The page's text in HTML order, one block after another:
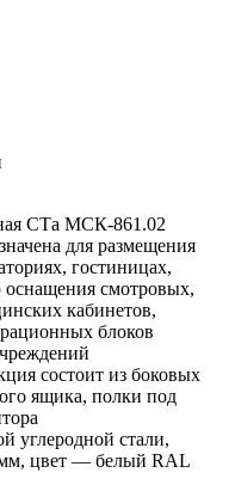
СТа МСК-861.02
для размещения
гостиницах,
оснащения смотровых,
кабинетов,
блоков
состоит из боковых
ящика, полки под
углеродной стали,
цвет — белый RAL